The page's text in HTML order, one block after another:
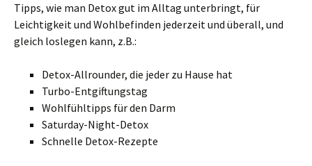
Tipps, wie man Detox gut im Alltag unterbringt, für
Leichtigkeit und Wohlbefinden jederzeit und überall, und
gleich loslegen kann, z.B.:
Detox-Allrounder, die jeder zu Hause hat
Turbo-Entgiftungstag
Wohlfühltipps für den Darm
Saturday-Night-Detox
Schnelle Detox-Rezepte